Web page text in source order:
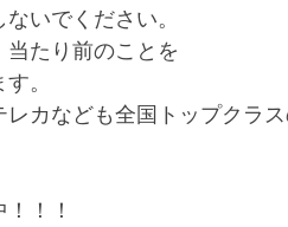
いでください。
当たり前のことを
。
カなども全国トップクラ
！！